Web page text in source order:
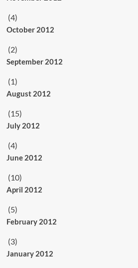
(4)
October 2012
(2)
September 2012
(1)
August 2012
(15)
July 2012
(4)
June 2012
(10)
April 2012
(5)
February 2012
(3)
January 2012